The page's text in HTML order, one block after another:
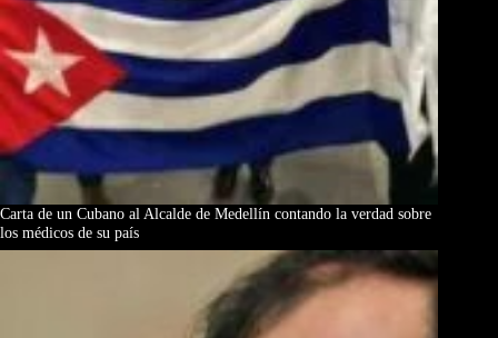
Carta de un Cubano al Alcalde de Medellín contando la verdad sobre
los médicos de su país